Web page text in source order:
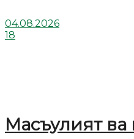
04.08.2026
18
Масъулият